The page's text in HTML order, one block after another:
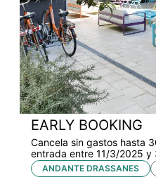
EARLY BOOKING
Cancela sin gastos hasta
entrada entre 11/3/2025 y
ANDANTE DRASSANES